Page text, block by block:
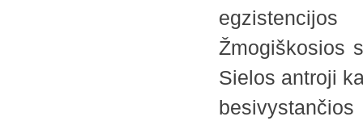
Žmogiškosios
Sielos antroji